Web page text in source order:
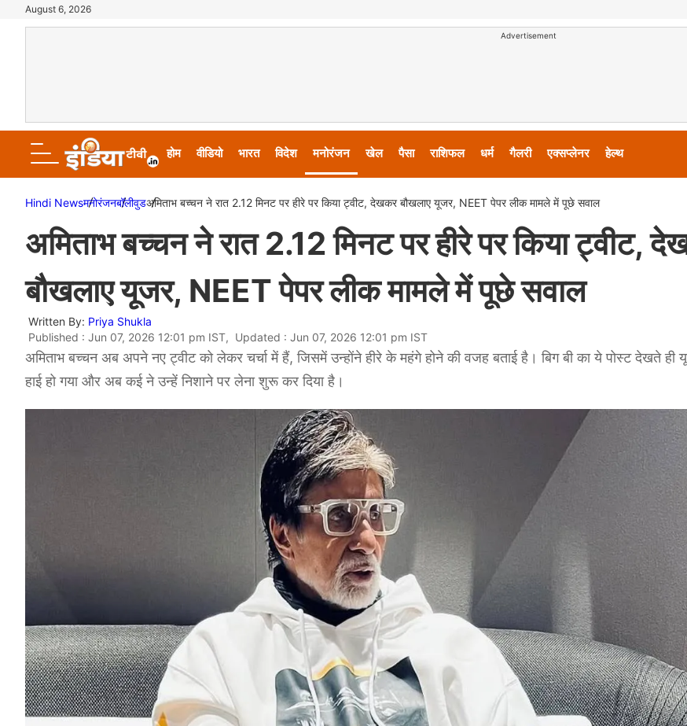
August 6, 2026
Advertisement
होम वीडियो भारत विदेश मनोरंजन खेल पैसा राशिफल धर्म गैलरी एक्सप्लेनर हेल्थ
Hindi Newsमनोरंजनबॉलीवुडअमिताभ बच्चन ने रात 2.12 मिनट पर हीरे पर किया ट्वीट, देखकर बौखलाए यूजर, NEET पेपर लीक मामले में पूछे सवाल
अमिताभ बच्चन ने रात 2.12 मिनट पर हीरे पर किया ट्वीट,
बौखलाए यूजर, NEET पेपर लीक मामले में पूछे सवाल
Written By: Priya Shukla
Published : Jun 07, 2026 12:01 pm IST, Updated : Jun 07, 2026 12:01 pm IST
अमिताभ बच्चन अब अपने नए ट्वीट को लेकर चर्चा में हैं, जिसमें उन्होंने हीरे के महंगे होने की वजह बताई है। बिग बी का ये पोस्ट देखते ही
हाई हो गया और अब कई ने उन्हें निशाने पर लेना शुरू कर दिया है।